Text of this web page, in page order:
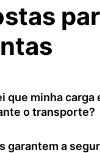
que minha carga
o transporte?
garantem a